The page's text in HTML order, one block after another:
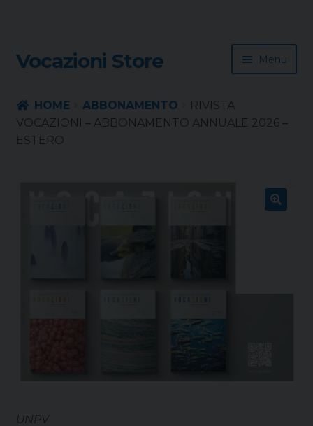
Skip
to
Skip
to
Vocazioni Store Menu
Rivista
HOME ABBONAMENTO
RIVISTA
VOCAZIONI – ABBONAMENTO ANNUALE 2026 –
ESTERO
UNPV